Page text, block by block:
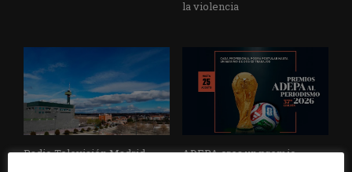
la violencia
Radio Televisión Madrid
ADEPA crea un premio